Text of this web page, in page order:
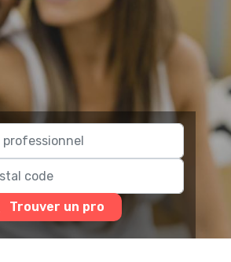
Trouver un pro